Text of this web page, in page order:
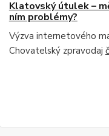
Klatovský útulek –
ním problémy?
Výzva internetového
Chovatelský zpravodaj